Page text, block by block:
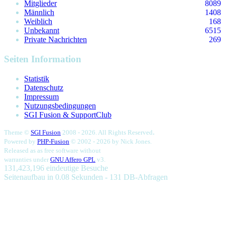
Mitglieder
8089
Männlich
1408
Weiblich
168
Unbekannt
6515
Private Nachrichten
269
Seiten Information
Statistik
Datenschutz
Impressum
Nutzungsbedingungen
SGI Fusion & SupportClub
Theme © SGI Fusion 2008 - 2026. All Rights Reserved.
Powered by PHP-Fusion © 2002 - 2026 by Nick Jones.
Released as as free software without
warranties under GNU Affero GPL v3.
131,423,196 eindeutige Besuche
Seitenaufbau in 0.08 Sekunden - 131 DB-Abfragen